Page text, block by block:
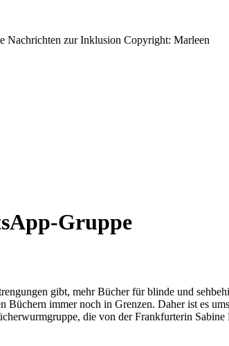
Gruppe
gibt, mehr Bücher für blinde und
immer noch in Grenzen. Daher ist es
die von der Frankfurterin